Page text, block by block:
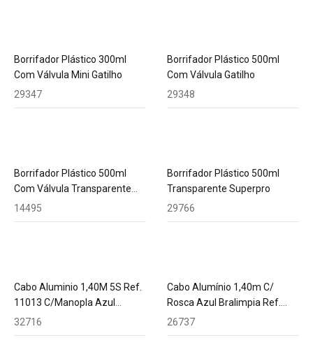
Borrifador Plástico 300ml
Com Válvula Mini Gatilho
29347
Borrifador Plástico 500ml
Com Válvula Gatilho
29348
Borrifador Plástico 500ml
Com Válvula Transparente
Útil
14495
Borrifador Plástico 500ml
Transparente Superpro
29766
Cabo Aluminio 1,40M 5S Ref.
11013 C/Manopla Azul
C/Rosca Odim
32716
Cabo Alumínio 1,40m C/
Rosca Azul Bralimpia Ref.
Ce140
26737